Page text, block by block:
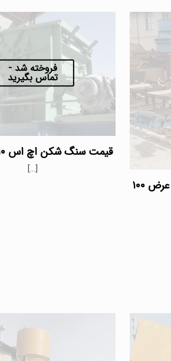
خرید نوار نقاله کارکرده رولیکی عرض ۱۰۰
فروخته شد -
تماس بگیرید
قیمت سنگ شکن اچ اس ۱۰ دست دوم
[…]